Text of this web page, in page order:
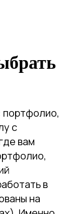
портфолио,
с
вам
в
на